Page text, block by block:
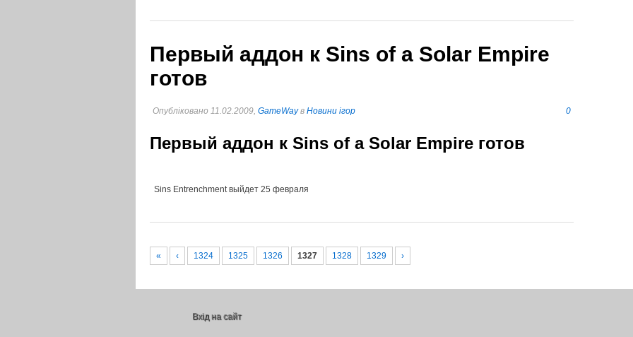
Первый аддон к Sins of a Solar Empire
готов
Опубліковано 11.02.2009, GameWayв Новини ігор 0
Первый аддон к Sins of a Solar Empire готов
Sins Entrenchment выйдет 25 февраля
« ‹ 1324 1325 1326 1327 1328 1329 ›
Вхід на сайт